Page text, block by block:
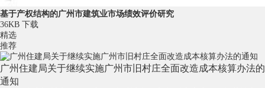
基于产权结构的广州市建筑业市场绩效评价研究
36KB 下载
精选
推荐
广州住建局关于继续实施广州市旧村庄全面改造成本核算办法的
通知